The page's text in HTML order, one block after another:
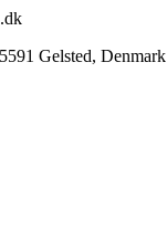
Gelsted, Denmark